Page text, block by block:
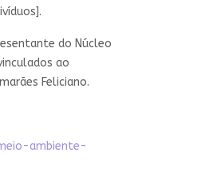
do Núcleo
ao
Feliciano.
ambiente-